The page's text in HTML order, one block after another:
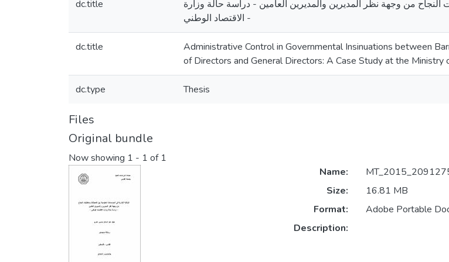
dc.title
من وجهة نظر المديرين والمديرين العامين - دراسة حالة وزارة
الاقتصاد الوطني -
dc.title
Administrative Control in Governmental Insinuations between
of Directors and General Directors: A Case Study at the Ministry
dc.type Thesis
Files
Original bundle
Now showing 1 - 1 of 1
Name:
Size:
16.81 MB
Format:
Adobe Portable
Description: